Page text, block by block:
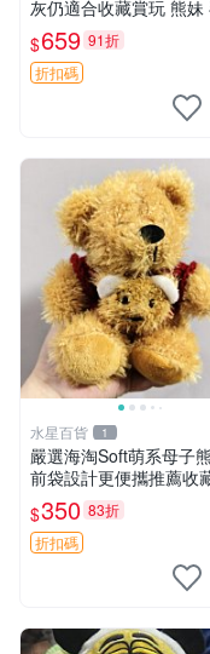
灰仍適合收藏賞玩 熊妹
玩具 浮雕熊
$659 91折
折扣碼
水星百貨 1
嚴選海淘Soft萌系母子
前袋設計更便攜推薦收
子熊 軟綿綿 包包
$350 83折
折扣碼